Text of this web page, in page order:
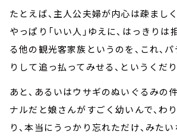
たとえば、主人公夫婦が内心は疎まし
やっぱり「いい人」ゆえに、はっきり
る他の観光客家族というのを、これ、
りして追っ払ってみせる、というくだり
あと、あるいはウサギのぬいぐるみの
ナルだと娘さんがすごく幼いんで、わ
り、本当にうっかり忘れただけ、みた